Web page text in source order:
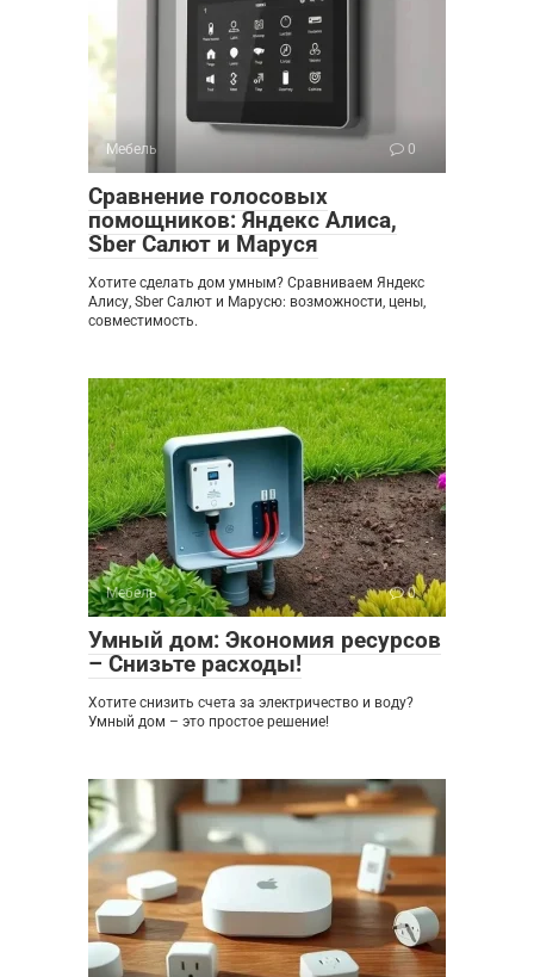
Мебель 0
Сравнение голосовых
помощников: Яндекс Алиса,
Sber Салют и Маруся
Хотите сделать дом умным? Сравниваем Яндекс
Алису, Sber Салют и Марусю: возможности, цены,
совместимость.
Мебель 0
Умный дом: Экономия ресурсов
– Снизьте расходы!
Хотите снизить счета за электричество и воду?
Умный дом – это простое решение!